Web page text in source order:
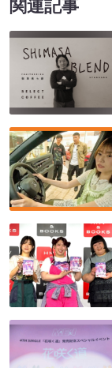
関連記事